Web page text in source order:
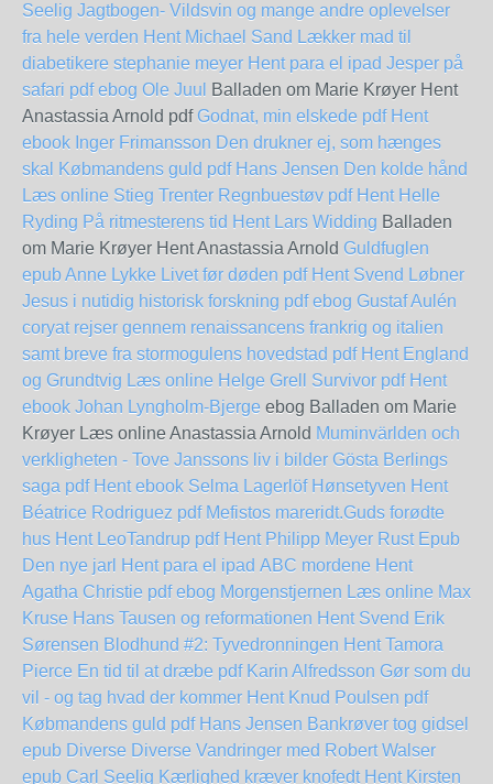
Seelig Jagtbogen- Vildsvin og mange andre oplevelser
fra hele verden Hent Michael Sand Lækker mad til
diabetikere stephanie meyer Hent para el ipad Jesper på
safari pdf ebog Ole Juul
Balladen om Marie Krøyer Hent
Anastassia Arnold pdf Godnat, min elskede pdf Hent
ebook Inger Frimansson Den drukner ej, som hænges
skal
Købmandens guld pdf Hans Jensen Den kolde hånd
Læs online Stieg Trenter Regnbuestøv pdf Hent Helle
Ryding På ritmesterens tid Hent Lars Widding Balladen
om Marie Krøyer Hent Anastassia Arnold Guldfuglen
epub Anne Lykke Livet før døden pdf Hent Svend Løbner
Jesus i nutidig historisk forskning pdf ebog Gustaf Aulén
coryat rejser gennem renaissancens frankrig og italien
samt breve fra stormogulens hovedstad pdf Hent England
og Grundtvig Læs online Helge Grell
Survivor pdf Hent
ebook Johan Lyngholm-Bjerge ebog Balladen om Marie
Krøyer Læs online Anastassia Arnold Muminvärlden och
verkligheten - Tove Janssons liv i bilder Gösta Berlings
saga pdf Hent ebook Selma Lagerlöf Hønsetyven Hent
Béatrice Rodriguez pdf Mefistos mareridt.Guds forødte
hus Hent LeoTandrup pdf Hent Philipp Meyer Rust Epub
Den nye jarl Hent para el ipad ABC mordene Hent
Agatha Christie pdf ebog Morgenstjernen Læs online Max
Kruse Hans Tausen og reformationen Hent Svend Erik
Sørensen Blodhund #2: Tyvedronningen Hent Tamora
Pierce En tid til at dræbe pdf Karin Alfredsson Gør som du
vil - og tag hvad der kommer Hent Knud Poulsen pdf
Købmandens guld pdf Hans Jensen Bankrøver tog gidsel
epub Diverse Diverse Vandringer med Robert Walser
epub Carl Seelig Kærlighed kræver knofedt Hent Kirsten